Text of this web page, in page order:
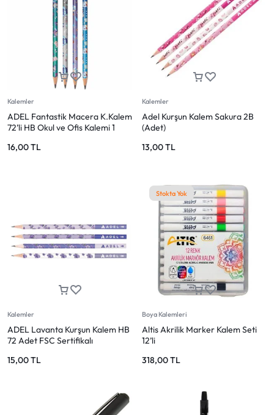
Kalemler
ADEL Fantastik Macera K.Kalem
72’li HB Okul ve Ofis Kalemi 1
16,00TL
Kalemler
Adel Kurşun Kalem Sakura 2B
(Adet)
13,00TL
Kalemler
ADEL Lavanta Kurşun Kalem HB
72 Adet FSC Sertifikalı
15,00TL
Stokta Yok
Boya Kalemleri
Altis Akrilik Marker Kalem Seti
12’li
318,00TL